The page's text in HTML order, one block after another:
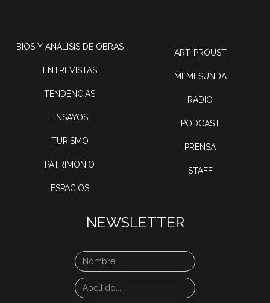
BIOS Y ANÁLISIS DE OBRAS
ENTREVISTAS
TENDENCIAS
ENSAYOS
TURISMO
PATRIMONIO
ESPACIOS
ART-PROUST
MEMESUNDA
RADIO
PODCAST
PRENSA
STAFF
NEWSLETTER